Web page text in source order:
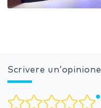
Scrivere un’opinione